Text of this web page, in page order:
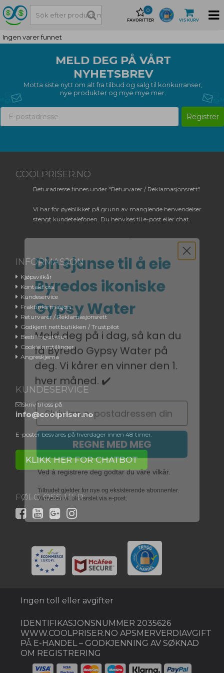
FAVORITTER
0
VIS KURV
Ingen varer funnet
MELD DEG PÅ VÅRT
NYHETSBREV
Motta siste nytt om alt fra tilbud og salg til konkurranser,
nye produkter og mye mye mer.
Registrer
COOLPRISER.NO
Returadresse finnes under "Returvarer / Reklamasjonsrett"
Vi har for øyeblikket på grunn av manglende henvendelser
stengt kundetelefonen. Du henvises til e-post eller chat.
INFORMASJON
Kjøpsvilkår
Kontakt oss
Kundeservice
Fraktinformasjon
Returvarer / Reklamasjonsrett
Godkjent nettbutikken / Trustpilot
Bestillingsstatus
Cookieinnstillinger
Angreskjema
KUNDESERVICE
Skriv til oss på
info@coolpriser.no
E-poster besvares på hverdager innen 48 timer.
KLIKK HER FOR CHATBOT
FØLG OSS HER:
Ingen toll eller avgifter
IDENTIFIKASJONSNUMMER 2035626
WWW.COOLPRISER.NO APSMERVERDIAVGIFT
PÅ E-HANDEL – GODKJENNING AV SØKNAD
OM REGISTRERING
Byredos ikoniske
Gypsy Water
Meld deg på i dag, så kan du
få Byredo Gypsy Water på
deg. Vi kårer en vinner den 1.
hver måned. ✔️
Email
REGNE MED MEG
Ved å registrere deg godtar du våre vilkår.
Tilbudet gjelder for nye og eksisterende abonnenter.